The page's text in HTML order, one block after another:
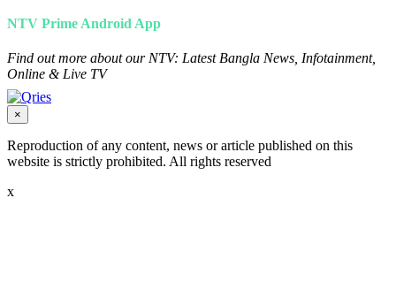
NTV Prime Android App
Find out more about our NTV: Latest Bangla News, Infotainment,
Online & Live TV
×
Reproduction of any content, news or article published on this
website is strictly prohibited. All rights reserved
x